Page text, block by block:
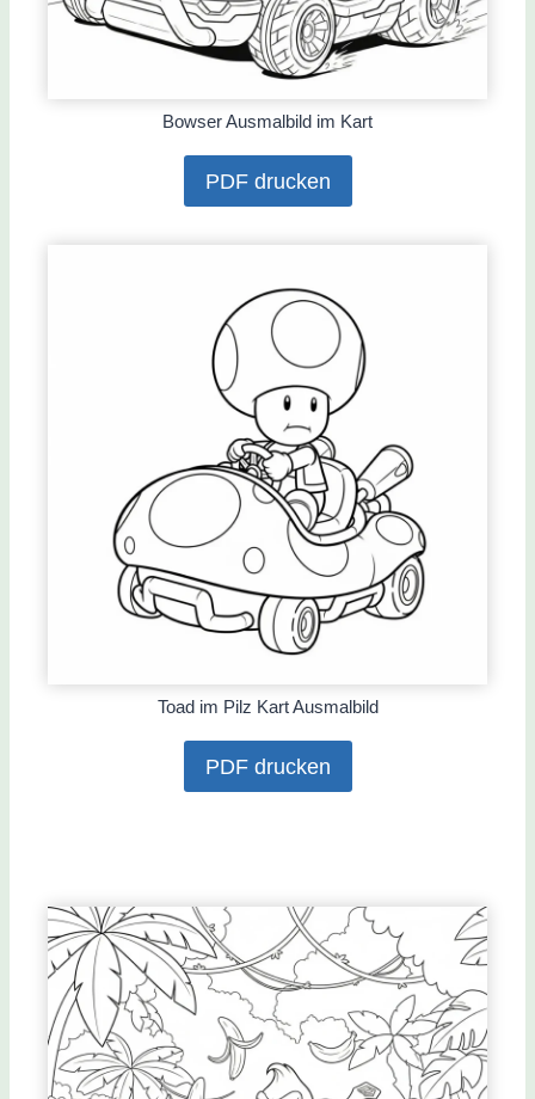
Bowser Ausmalbild im Kart
PDF drucken
Toad im Pilz Kart Ausmalbild
PDF drucken